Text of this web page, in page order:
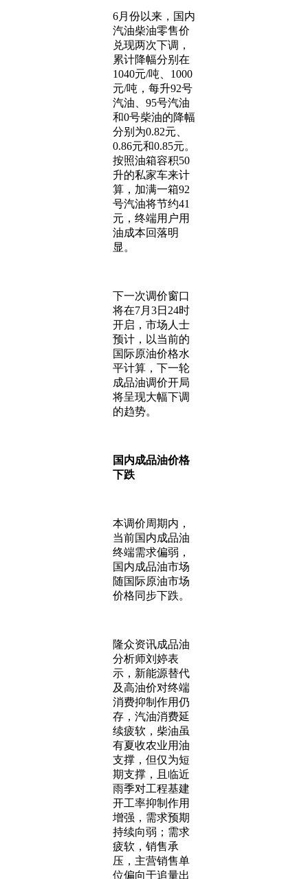
6月份以来，国内
汽油柴油零售价
兑现两次下调，
累计降幅分别在
1040元/吨、1000
元/吨，每升92号
汽油、95号汽油
和0号柴油的降幅
分别为0.82元、
0.86元和0.85元。
按照油箱容积50
升的私家车来计
算，加满一箱92
号汽油将节约41
元，终端用户用
油成本回落明
显。
下一次调价窗口
将在7月3日24时
开启，市场人士
预计，以当前的
国际原油价格水
平计算，下一轮
成品油调价开局
将呈现大幅下调
的趋势。
国内成品油价格
下跌
本调价周期内，
当前国内成品油
终端需求偏弱，
国内成品油市场
随国际原油市场
价格同步下跌。
隆众资讯成品油
分析师刘婷表
示，新能源替代
及高油价对终端
消费抑制作用仍
存，汽油消费延
续疲软，柴油虽
有夏收农业用油
支撑，但仅为短
期支撑，且临近
雨季对工程基建
开工率抑制作用
增强，需求预期
持续向弱；需求
疲软，销售承
压，主营销售单
位偏向于追量出